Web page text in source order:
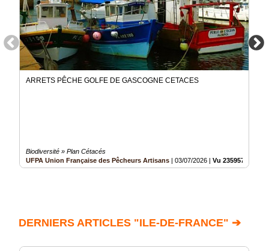
ARRETS PÊCHE GOLFE DE GASCOGNE CETACES
Biodiversité » Plan Cétacés
UFPA Union Française des Pêcheurs Artisans
03/07/2026 Vu 235957 fois
DERNIERS ARTICLES "ILE-DE-FRANCE" ➔